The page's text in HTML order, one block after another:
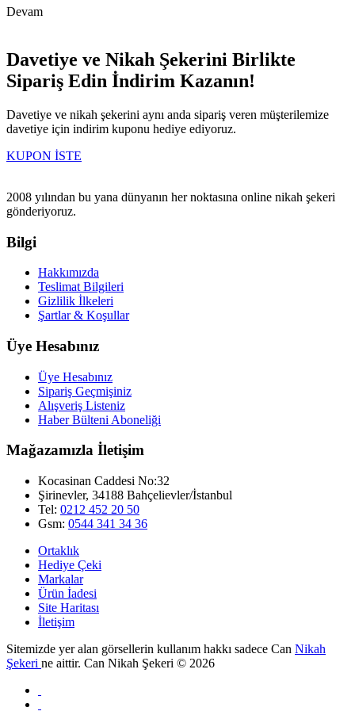
Devam
Davetiye ve Nikah Şekerini Birlikte
Sipariş Edin İndirim Kazanın!
Davetiye ve nikah şekerini aynı anda sipariş veren müşterilemize
davetiye için indirim kuponu hediye ediyoruz.
KUPON İSTE
2008 yılından bu yana dünyanın her noktasına online nikah şekeri
gönderiyoruz.
Bilgi
Hakkımızda
Teslimat Bilgileri
Gizlilik İlkeleri
Şartlar & Koşullar
Üye Hesabınız
Üye Hesabınız
Sipariş Geçmişiniz
Alışveriş Listeniz
Haber Bülteni Aboneliği
Mağazamızla İletişim
Kocasinan Caddesi No:32
Şirinevler, 34188 Bahçelievler/İstanbul
Tel: 0212 452 20 50
Gsm: 0544 341 34 36
Ortaklık
Hediye Çeki
Markalar
Ürün İadesi
Site Haritası
İletişim
Sitemizde yer alan görsellerin kullanım hakkı sadece Can Nikah
Şekeri ne aittir. Can Nikah Şekeri © 2026